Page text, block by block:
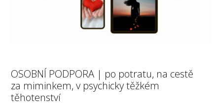
OSOBNÍ PODPORA | po potratu, na cestě
za miminkem, v psychicky těžkém
těhotenství